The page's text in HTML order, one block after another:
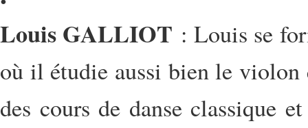
Louis GALLIOT : Louis se
où il étudie aussi bien le
des cours de danse classique